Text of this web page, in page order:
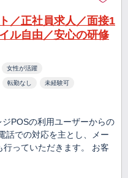
／正社員求人／面接1
ル自由／安心の研修
女性が活躍
転勤なし 未経験可
POSの利用ユーザーからの
話での対応を主とし、メー
っていただきます。 お客